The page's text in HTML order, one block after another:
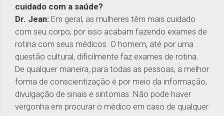
cuidado com a saúde?
Dr. Jean: Em geral, as mulheres têm mais cuidado
com seu corpo, por isso acabam fazendo exames de
rotina com seus médicos. O homem, até por uma
questão cultural, dificilmente faz exames de rotina.
De qualquer maneira, para todas as pessoas, a melhor
forma de conscientização é por meio da informação,
divulgação de sinais e sintomas. Não pode haver
vergonha em procurar o médico em caso de qualquer